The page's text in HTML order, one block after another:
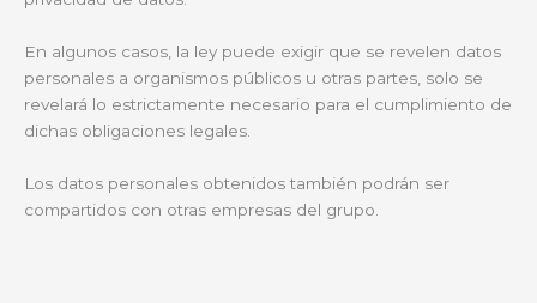
En algunos casos, la ley puede exigir que se revelen datos
personales a organismos públicos u otras partes, solo se
revelará lo estrictamente necesario para el cumplimiento de
dichas obligaciones legales.
Los datos personales obtenidos también podrán ser
compartidos con otras empresas del grupo.